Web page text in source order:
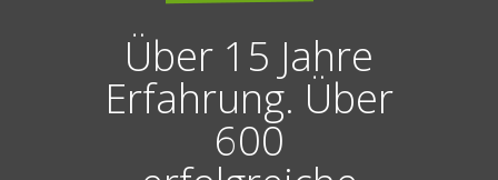
Über 15 Jahre
Erfahrung. Über
600